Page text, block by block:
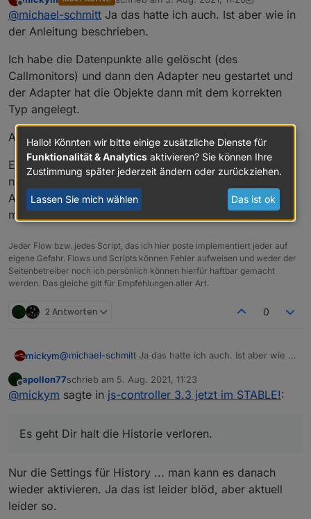
Offline
zuletzt editiert von mickym8. Mai 2021, 13:23
@michael-schmitt Ja das hatte ich auch. Ist aber wie in
der Anleitung beschrieben.
Ich habe die Datenpunkte alle gelöscht (des
Callmonitors) und dann den Adapter neu gestartet und
der Adapter hat die Objekte dann mit dem korrekten
Typ angelegt.
Also zum Beispiel den Callmonitor.
Es geht Dir halt die Historie verloren. - Vielleicht auch
nicht, aber ich habe nicht jeden Datenpunkt geprüft. ;)
Also vielleicht hätte es auch getan, wenn ich nur den
monierten Punkt gelöscht hätte.
Jeder Flow bzw. jedes Script, das ich hier poste implementiert jeder auf
eigene Gefahr. Flows und Scripts können Fehler aufweisen und weder der
Seitenbetreiber noch ich persönlich können hierfür haftbar gemacht
werden. Das gleiche gilt für Empfehlungen aller Art.
2 Antworten 0
mickym@michael-schmitt Ja das hatte ich auch. Ist aber wie in
Ich habe die Datenpunkte alle gelöscht (des
Callmonitors) und dann den Adapter neu gestartet und
Es geht Dir halt die Historie verloren. - Vielleicht auch
monierten Punkt gelöscht hätte.
Offline
apollon77schrieb am 5. Aug. 2021, 11:23
zuletzt editiert von
@mickym sagte in js-controller 3.3 jetzt im STABLE!:
Es geht Dir halt die Historie verloren.
Nur die Settings für History ... man kann es danach
wieder aktivieren. Ja das ist leider blöd, aber aktuell
leider so.
Hallo! Könnten wir bitte einige zusätzliche Dienste für
Funktionalität & Analytics aktivieren? Sie können Ihre
Zustimmung später jederzeit ändern oder zurückziehen.
Lassen Sie mich wählen Das ist ok